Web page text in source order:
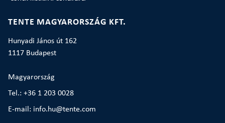
TENTE MAGYARORSZÁG KFT.
Hunyadi János út 162
1117 Budapest
Magyarország
Tel.: +36 1 203 0028
E-mail: info.hu@tente.com